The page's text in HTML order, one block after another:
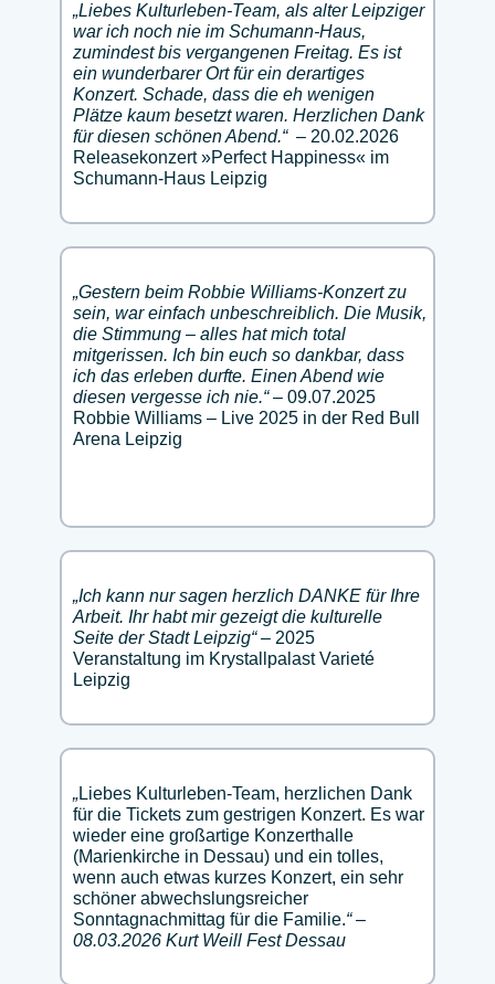
„Liebes Kulturleben-Team, als alter Leipziger
war ich noch nie im Schumann-Haus,
zumindest bis vergangenen Freitag. Es ist
ein wunderbarer Ort für ein derartiges
Konzert. Schade, dass die eh wenigen
Plätze kaum besetzt waren. Herzlichen Dank
für diesen schönen Abend.“– 20.02.2026
Releasekonzert »Perfect Happiness« im
Schumann-Haus Leipzig
„Gestern beim Robbie Williams-Konzert zu
sein, war einfach unbeschreiblich. Die Musik,
die Stimmung – alles hat mich total
mitgerissen. Ich bin euch so dankbar, dass
ich das erleben durfte. Einen Abend wie
diesen vergesse ich nie.“– 09.07.2025
Robbie Williams – Live 2025 in der Red Bull
Arena Leipzig
„Ich kann nur sagen herzlich DANKE für Ihre
Arbeit. Ihr habt mir gezeigt die kulturelle
Seite der Stadt Leipzig“– 2025
Veranstaltung im Krystallpalast Varieté
Leipzig
„Liebes Kulturleben-Team, herzlichen Dank
für die Tickets zum gestrigen Konzert. Es war
wieder eine großartige Konzerthalle
(Marienkirche in Dessau) und ein tolles,
wenn auch etwas kurzes Konzert, ein sehr
schöner abwechslungsreicher
Sonntagnachmittag für die Familie.“ –
08.03.2026 Kurt Weill Fest Dessau